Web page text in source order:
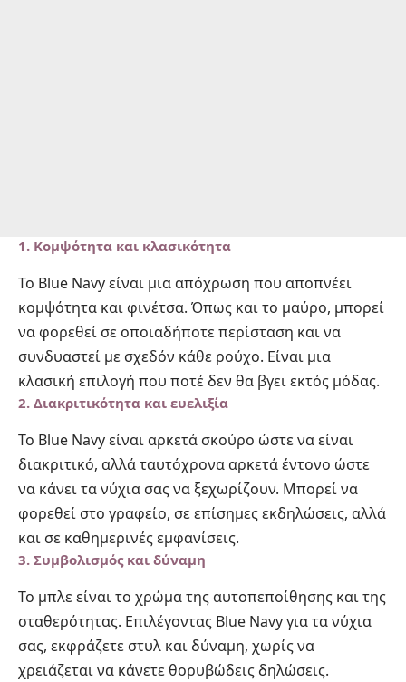
1. Κομψότητα και κλασικότητα
Το Blue Navy είναι μια απόχρωση που αποπνέει
κομψότητα και φινέτσα. Όπως και το μαύρο, μπορεί
να φορεθεί σε οποιαδήποτε περίσταση και να
συνδυαστεί με σχεδόν κάθε ρούχο. Είναι μια
κλασική επιλογή που ποτέ δεν θα βγει εκτός μόδας.
2. Διακριτικότητα και ευελιξία
Το Blue Navy είναι αρκετά σκούρο ώστε να είναι
διακριτικό, αλλά ταυτόχρονα αρκετά έντονο ώστε
να κάνει τα νύχια σας να ξεχωρίζουν. Μπορεί να
φορεθεί στο γραφείο, σε επίσημες εκδηλώσεις, αλλά
και σε καθημερινές εμφανίσεις.
3. Συμβολισμός και δύναμη
Το μπλε είναι το χρώμα της αυτοπεποίθησης και της
σταθερότητας. Επιλέγοντας Blue Navy για τα νύχια
σας, εκφράζετε στυλ και δύναμη, χωρίς να
χρειάζεται να κάνετε θορυβώδεις δηλώσεις.